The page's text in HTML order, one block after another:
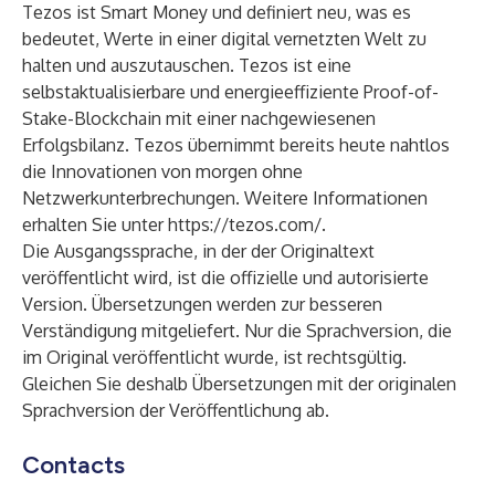
Tezos ist Smart Money und definiert neu, was es
bedeutet, Werte in einer digital vernetzten Welt zu
halten und auszutauschen. Tezos ist eine
selbstaktualisierbare und energieeffiziente Proof-of-
Stake-Blockchain mit einer nachgewiesenen
Erfolgsbilanz. Tezos übernimmt bereits heute nahtlos
die Innovationen von morgen ohne
Netzwerkunterbrechungen. Weitere Informationen
erhalten Sie unterhttps://tezos.com/.
Die Ausgangssprache, in der der Originaltext
veröffentlicht wird, ist die offizielle und autorisierte
Version. Übersetzungen werden zur besseren
Verständigung mitgeliefert. Nur die Sprachversion, die
im Original veröffentlicht wurde, ist rechtsgültig.
Gleichen Sie deshalb Übersetzungen mit der originalen
Sprachversion der Veröffentlichung ab.
Contacts